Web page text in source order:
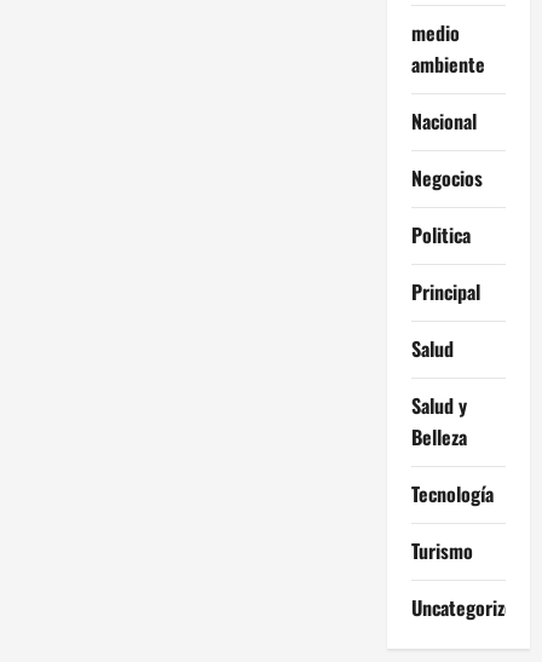
medio
ambiente
Nacional
Negocios
Politica
Principal
Salud
Salud y
Belleza
Tecnología
Turismo
Uncategorized